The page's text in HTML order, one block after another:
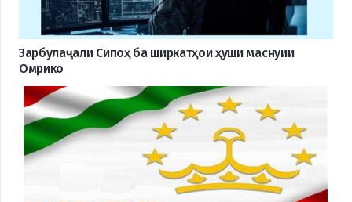
Зарбулаҷали Сипоҳ ба ширкатҳои ҳуши маснуии
Омрико